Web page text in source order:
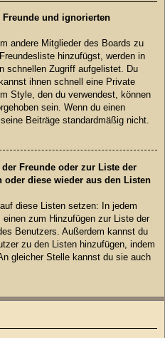
und ignorierten
andere Mitglieder des Boards zu
hinzufügst, werden in
schnellen Zugriff aufgelistet. Du
ihnen schnell eine Private
Style, den du verwendest, können
sein. Wenn du einen
Beiträge standardmäßig nicht.
Freunde oder zur Liste der
diese wieder aus den Listen
diese Listen setzen: In jedem
zum Hinzufügen zur Liste der
Benutzers. Außerdem kannst du
zu den Listen hinzufügen, indem
gleicher Stelle kannst du sie auch